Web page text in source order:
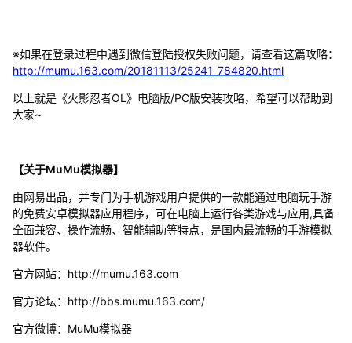
※如果在登录过程中遇到微信登陆授权失败问题，请查看这篇攻略：
http://mumu.163.com/20181113/25241_784820.html
以上就是《火影忍者OL》电脑版/PC版安装攻略，希望可以帮助到
大家~
【关于MuMu模拟器】
由网易出品，并专门为手机游戏用户提供的一款能通过电脑玩手游
的免费安卓模拟器应用程序，可在电脑上运行各类游戏与应用,具备
全面兼容、操作流畅、智能辅助等特点，是国内最流畅的手游模拟
器软件。
官方网站：http://mumu.163.com
官方论坛：http://bbs.mumu.163.com/
官方微博：MuMu模拟器